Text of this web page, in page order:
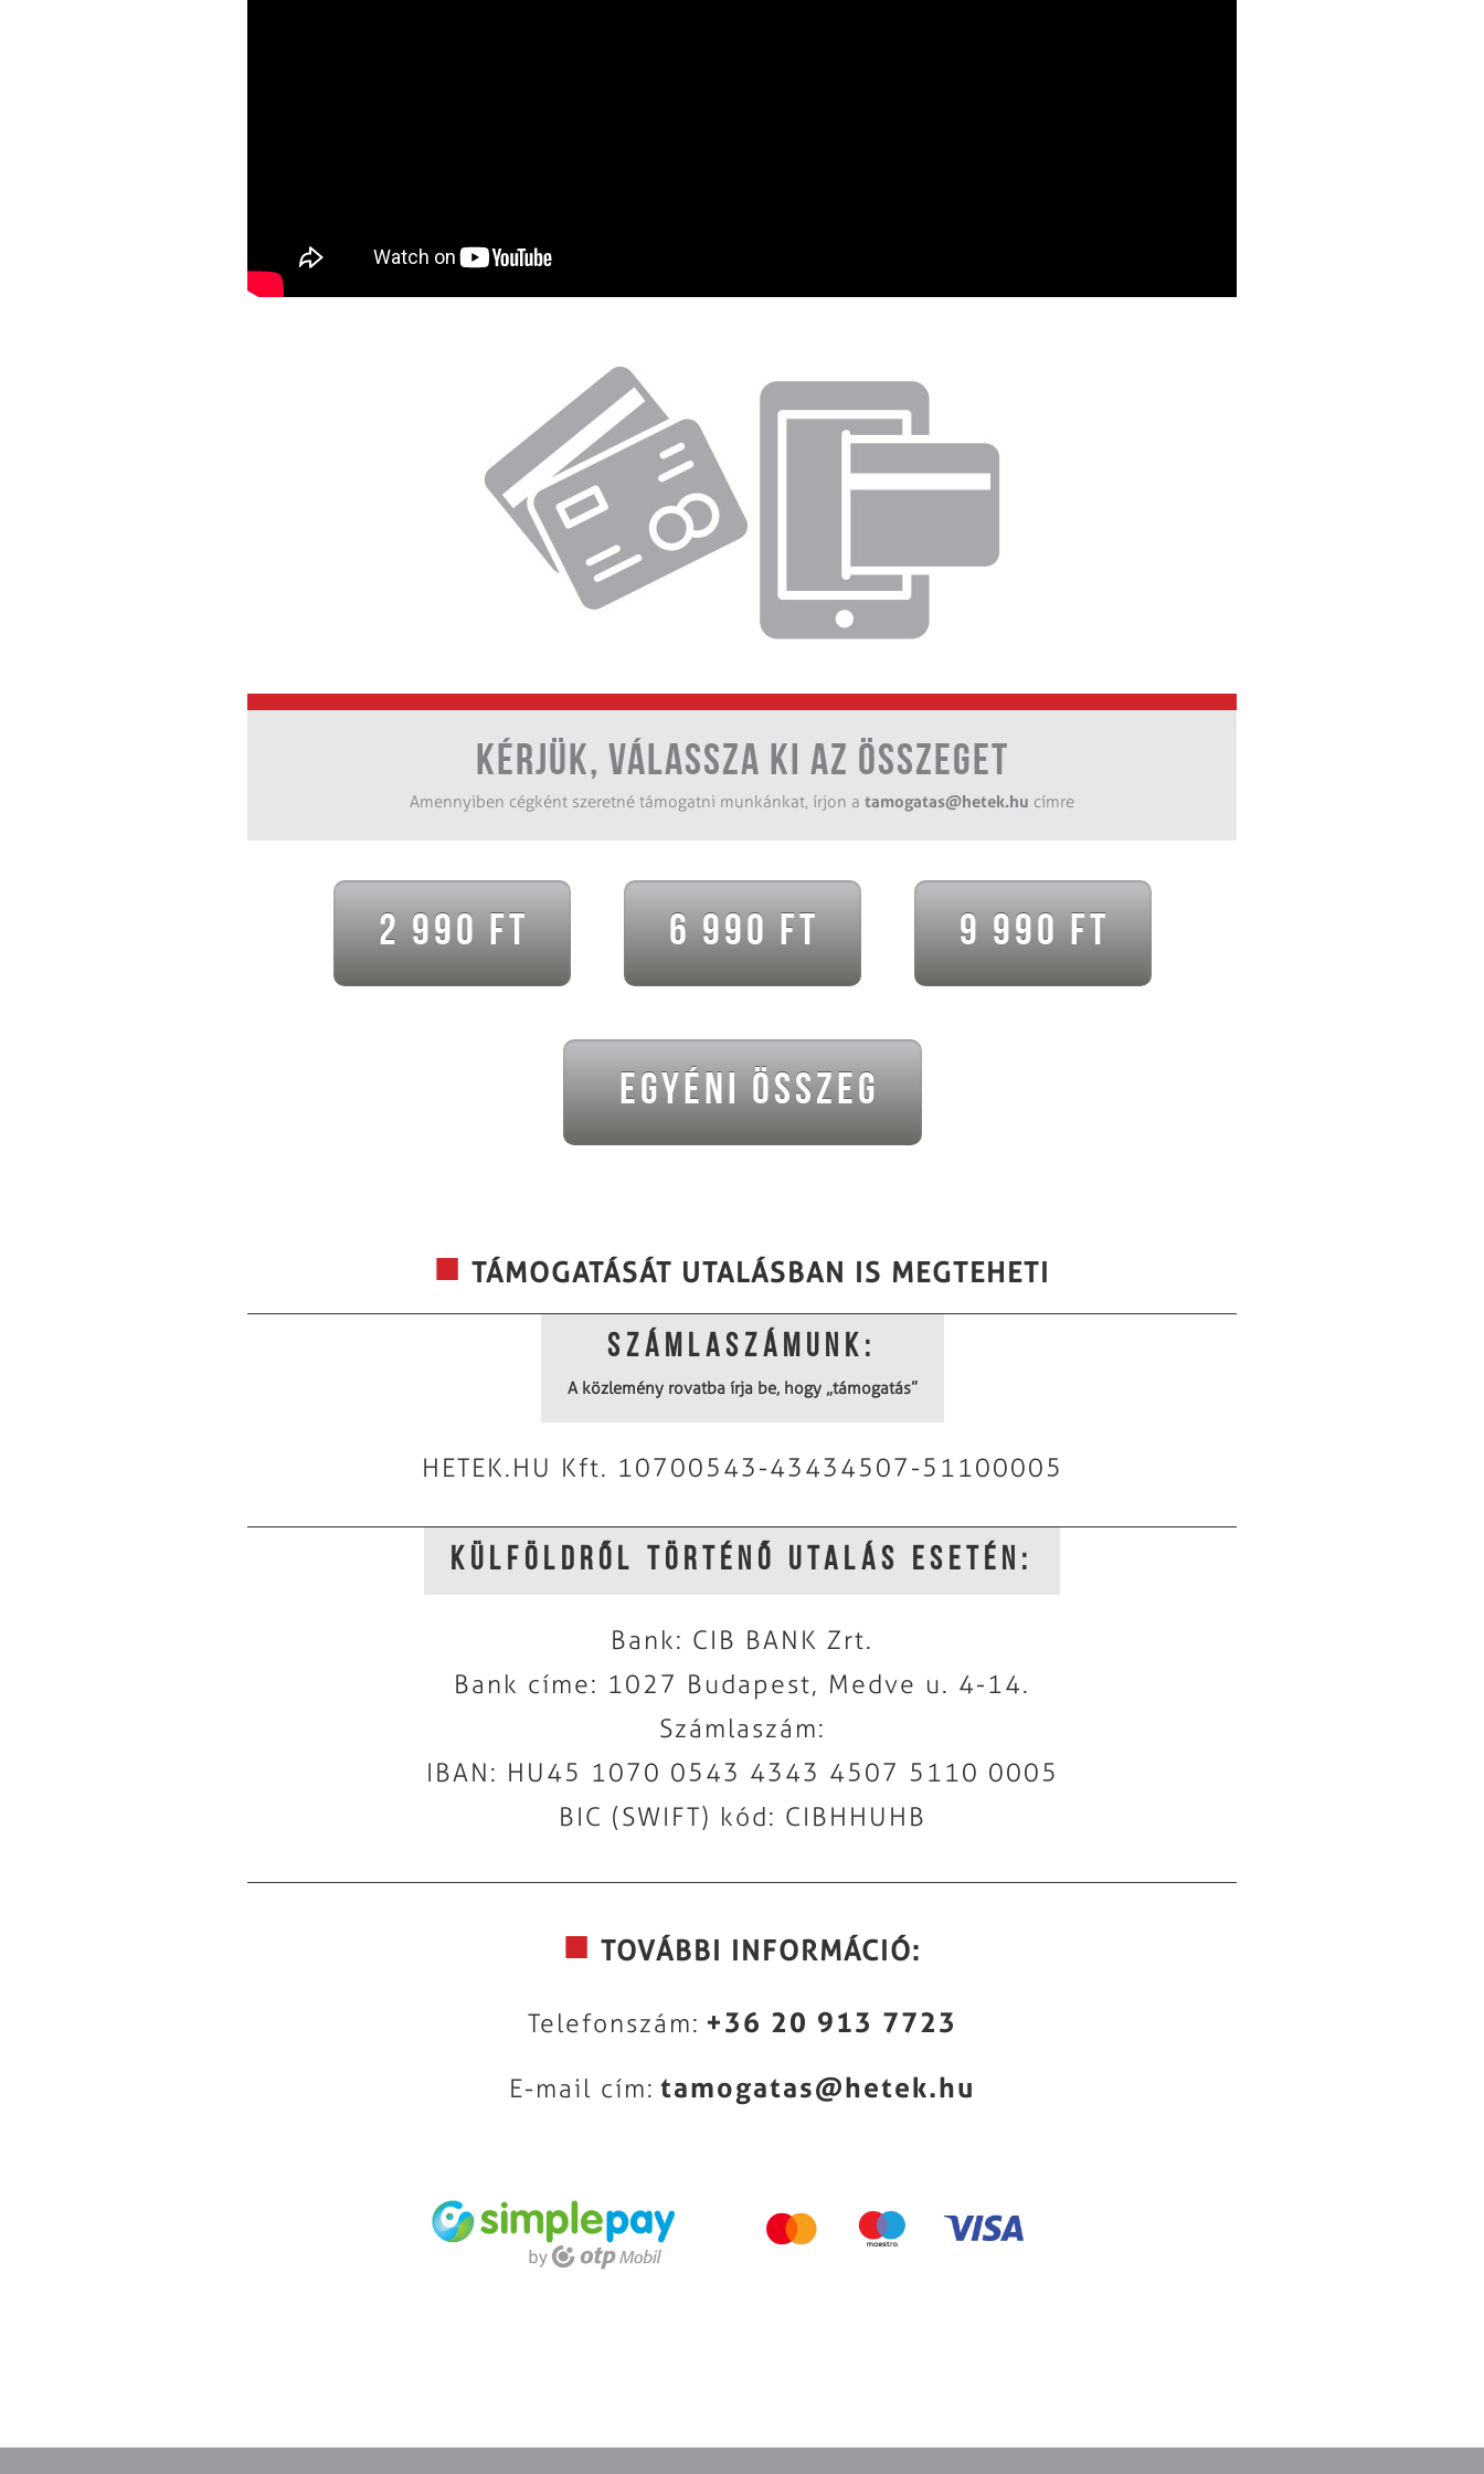
Kérjük, válassza ki az összeget
Amennyiben cégként szeretné támogatni munkánkat, írjon a tamogatas@hetek.hu címre
2 990 Ft 6 990 Ft 9 990 Ft
Egyéni Összeg
TÁMOGATÁSÁT UTALÁSBAN IS MEGTEHETI
Számlaszámunk:
A közlemény rovatba írja be, hogy „támogatás”
HETEK.HU Kft. 10700543-43434507-51100005
Külföldről történő utalás esetén:
Bank: CIB BANK Zrt.
Bank címe: 1027 Budapest, Medve u. 4-14.
Számlaszám:
IBAN: HU45 1070 0543 4343 4507 5110 0005
BIC (SWIFT) kód: CIBHHUHB
TOVÁBBI INFORMÁCIÓ:
Telefonszám: +36 20 913 7723
E-mail cím: tamogatas@hetek.hu